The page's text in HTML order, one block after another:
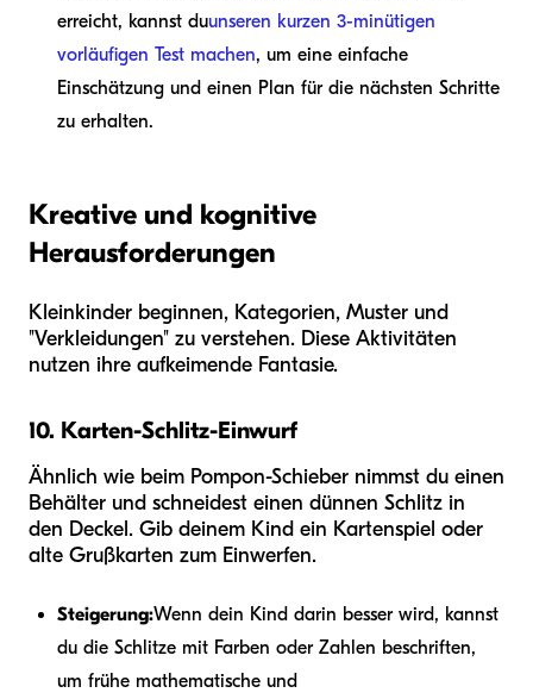
erreicht, kannst duunseren kurzen 3-minütigen
vorläufigen Test machen, um eine einfache
Einschätzung und einen Plan für die nächsten Schritte
zu erhalten.
Kreative und kognitive
Herausforderungen
Kleinkinder beginnen, Kategorien, Muster und
"Verkleidungen" zu verstehen. Diese Aktivitäten
nutzen ihre aufkeimende Fantasie.
10. Karten-Schlitz-Einwurf
Ähnlich wie beim Pompon-Schieber nimmst du einen
Behälter und schneidest einen dünnen Schlitz in
den Deckel. Gib deinem Kind ein Kartenspiel oder
alte Grußkarten zum Einwerfen.
Steigerung:Wenn dein Kind darin besser wird, kannst
du die Schlitze mit Farben oder Zahlen beschriften,
um frühe mathematische und